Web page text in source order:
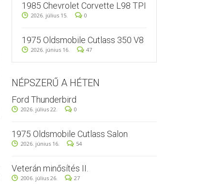
1985 Chevrolet Corvette L98 TPI
2026. július 15. 0
1975 Oldsmobile Cutlass 350 V8
2026. június 16. 47
NÉPSZERŰ A HÉTEN
Ford Thunderbird
2026. július 22. 0
1975 Oldsmobile Cutlass Salon
2026. június 16. 54
Veterán minősítés II.
2006. július 26. 27